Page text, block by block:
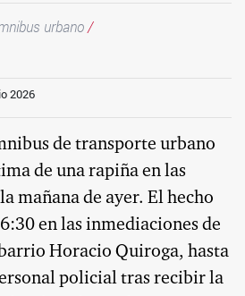
urbano/
2026
de transporte urbano
de una rapiña en las
mañana de ayer. El hecho
en las inmediaciones de
Horacio Quiroga, hasta
policial tras recibir la